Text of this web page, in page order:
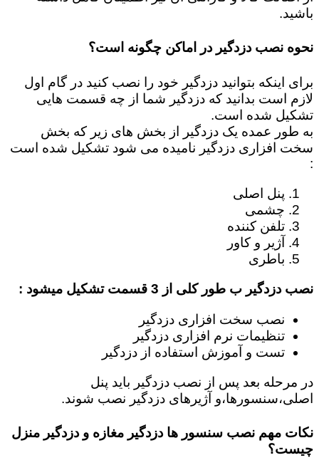
باشید.
نحوه نصب دزدگیر در اماکن چگونه است؟
برای اینکه بتوانید دزدگیر خود را نصب کنید در گام اول
لازم است بدانید که دزدگیر شما از چه قسمت هایی
تشکیل شده است.
به طور عمده یک دزدگیر از بخش های زیر که بخش
سخت افزاری دزدگیر نامیده می شود تشکیل شده است
:
پنل اصلی
چشمی
تلفن کننده
آژیر و کاور
باطری
نصب دزدگیر ب طور کلی از 3 قسمت تشکیل میشود :
نصب سخت افزاری دزدگیر
تنظیمات نرم افزاری دزدگیر
تست و آموزش استفاده از دزدگیر
در مرحله بعد پس از نصب دزدگیر باید پنل
اصلی،سنسورها،و آژیرهای دزدگیر نصب شوند.
نکات مهم نصب سنسور ها دزدگیر مغازه و دزدگیر منزل
چیست؟